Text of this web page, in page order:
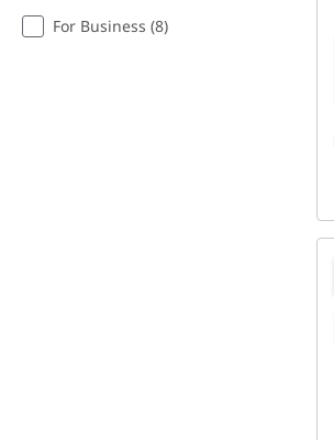
For Business (8)